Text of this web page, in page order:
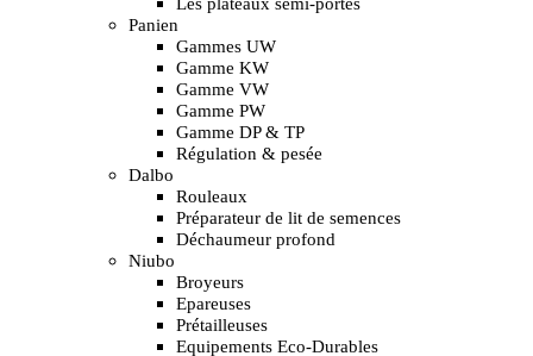
Panien
Gammes UW
Gamme KW
Gamme VW
Gamme PW
Gamme DP & TP
Régulation & pesée
Dalbo
Rouleaux
Préparateur de lit de semences
Déchaumeur profond
Niubo
Broyeurs
Epareuses
Prétailleuses
Equipements Eco-Durables